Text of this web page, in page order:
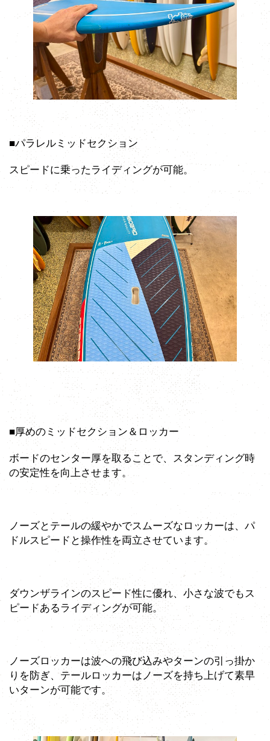
■パラレルミッドセクション
スピードに乗ったライディングが可能。
■厚めのミッドセクション＆ロッカー
ボードのセンター厚を取ることで、スタンディング時
の安定性を向上させます。
ノーズとテールの緩やかでスムーズなロッカーは、パ
ドルスピードと操作性を両立させています。
ダウンザラインのスピード性に優れ、小さな波でもス
ピードあるライディングが可能。
ノーズロッカーは波への飛び込みやターンの引っ掛か
りを防ぎ、テールロッカーはノーズを持ち上げて素早
いターンが可能です。